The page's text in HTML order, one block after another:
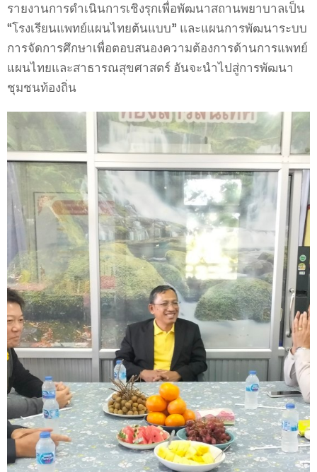
รายงานการดำเนินการเชิงรุกเพื่อพัฒนาสถานพยาบาลเป็น
“โรงเรียนแพทย์แผนไทยต้นแบบ” และแผนการพัฒนาระบบ
การจัดการศึกษาเพื่อตอบสนองความต้องการด้านการแพทย์
แผนไทยและสาธารณสุขศาสตร์ อันจะนำไปสู่การพัฒนา
ชุมชนท้องถิ่น